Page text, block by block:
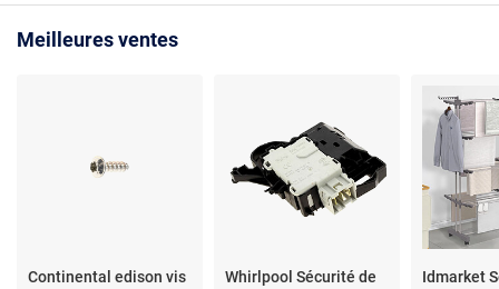
Meilleures ventes
Continental edison vis
Whirlpool Sécurité de
Idmarket